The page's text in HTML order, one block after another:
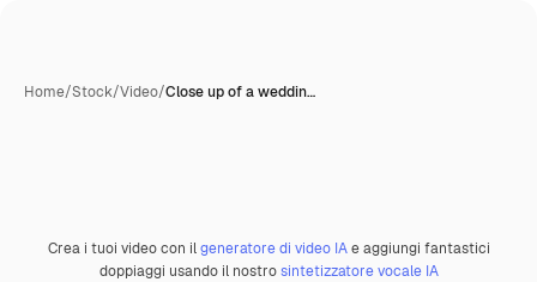
Home/Stock/Video/Close up of a weddin…
Premium
Crea i tuoi video con ilgeneratore di video IAe aggiungi fantastici
doppiaggi usando il nostrosintetizzatore vocale IA